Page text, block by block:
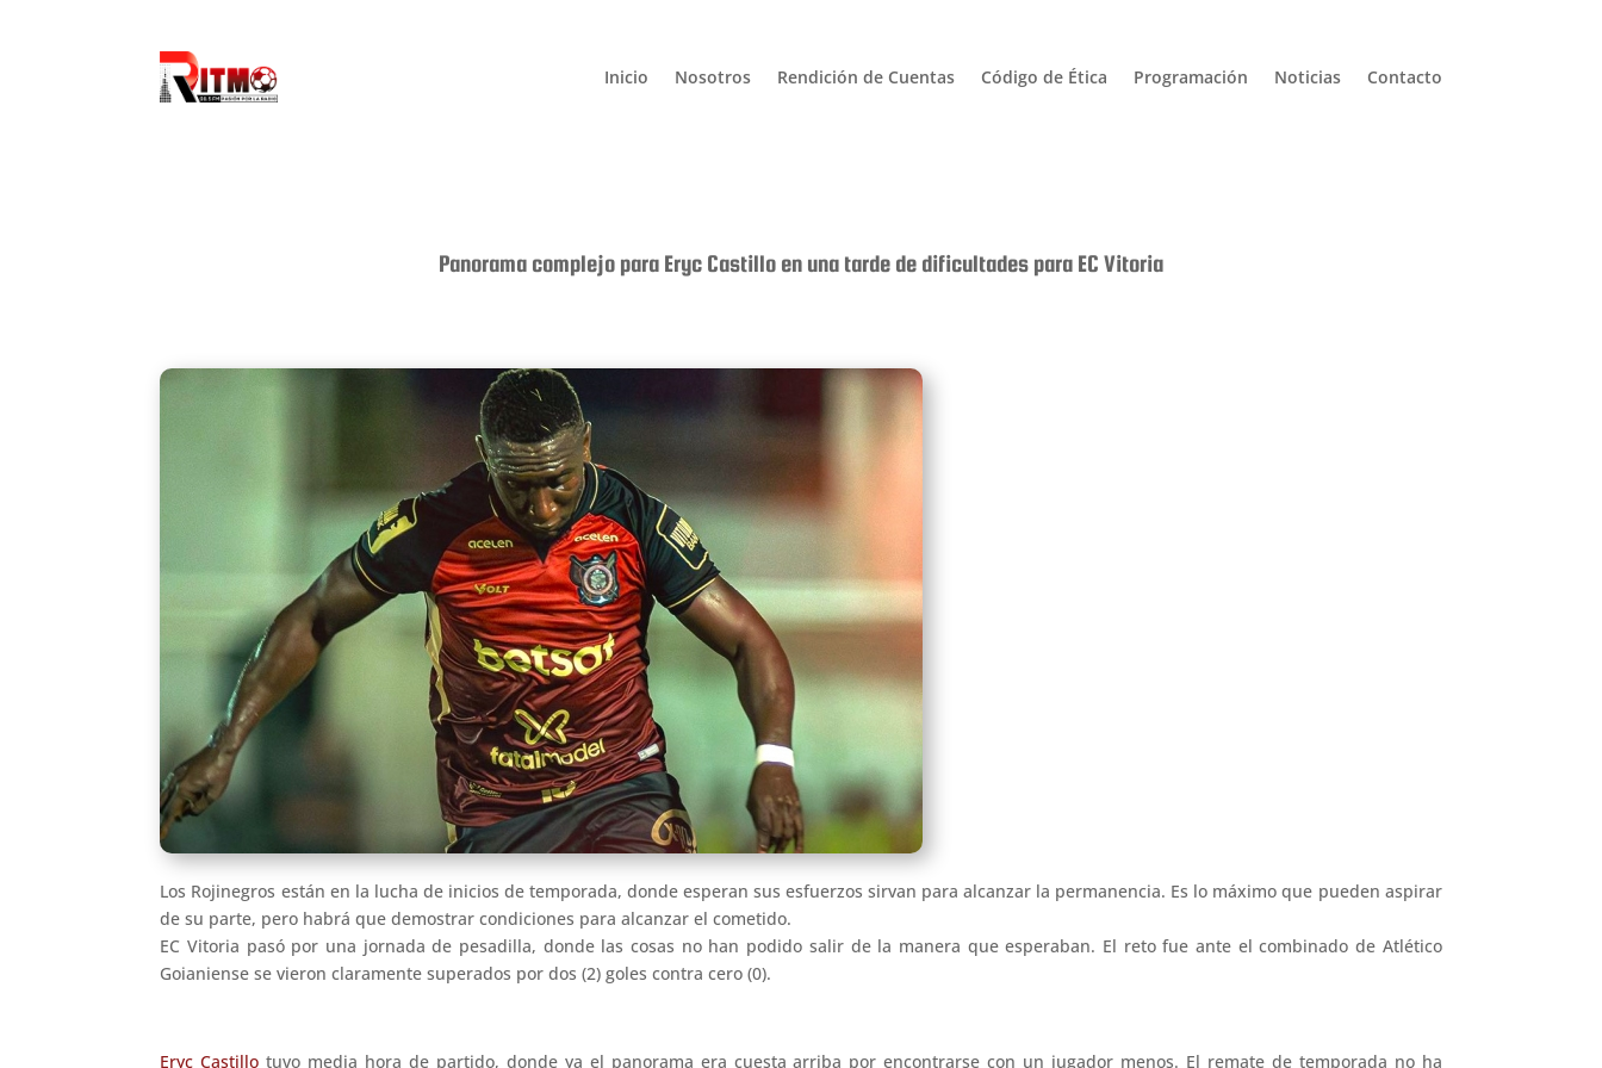
Inicio Nosotros Rendición de Cuentas Código de Ética Programación Noticias Contacto
Panorama complejo para Eryc Castillo en una tarde de dificultades para EC Vitoria
Los Rojinegros están en la lucha de inicios de temporada, donde esperan sus esfuerzos sirvan para alcanzar la permanencia. Es lo máximo que pueden aspirar
de su parte, pero habrá que demostrar condiciones para alcanzar el cometido.
EC Vitoria pasó por una jornada de pesadilla, donde las cosas no han podido salir de la manera que esperaban. El reto fue ante el combinado de Atlético
Goianiense se vieron claramente superados por dos (2) goles contra cero (0).
Eryc Castillo tuvo media hora de partido, donde ya el panorama era cuesta arriba por encontrarse con un jugador menos. El remate de temporada no ha